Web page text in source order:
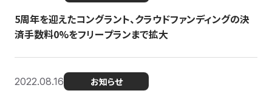
5周年を迎えたコングラント、クラウドファンディングの決
済手数料0%をフリープランまで拡大
2022.08.16 お知らせ